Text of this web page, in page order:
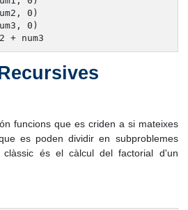
0)
0)
+ num3
funcions que es criden a si mateixes
es poden dividir en subproblemes
és el càlcul del factorial d'un